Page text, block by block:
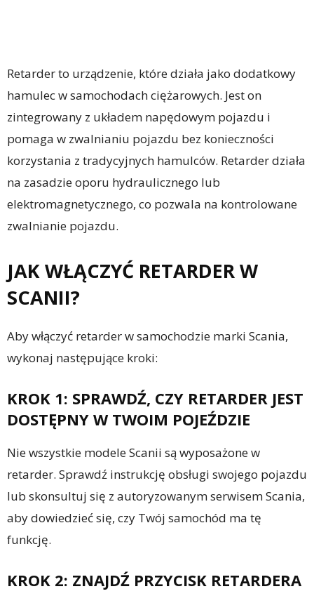
Retarder to urządzenie, które działa jako dodatkowy
hamulec w samochodach ciężarowych. Jest on
zintegrowany z układem napędowym pojazdu i
pomaga w zwalnianiu pojazdu bez konieczności
korzystania z tradycyjnych hamulców. Retarder działa
na zasadzie oporu hydraulicznego lub
elektromagnetycznego, co pozwala na kontrolowane
zwalnianie pojazdu.
JAK WŁĄCZYĆ RETARDER W
SCANII?
Aby włączyć retarder w samochodzie marki Scania,
wykonaj następujące kroki:
KROK 1: SPRAWDŹ, CZY RETARDER JEST
DOSTĘPNY W TWOIM POJEŹDZIE
Nie wszystkie modele Scanii są wyposażone w
retarder. Sprawdź instrukcję obsługi swojego pojazdu
lub skonsultuj się z autoryzowanym serwisem Scania,
aby dowiedzieć się, czy Twój samochód ma tę
funkcję.
KROK 2: ZNAJDŹ PRZYCISK RETARDERA